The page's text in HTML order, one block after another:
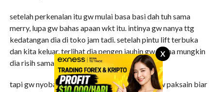
X
setelah perkenalan itu gw mulai basa basi dah tuh sama
merry, lupa gw bahas apaan wkt itu. intinya gw nanya ttg
kedatangan dia di toko jam tadi. setelah pintu lift terbuka
dan kita keluar, terlihat dia pengen jauhin gw karna mungkin
dia risih sama org baru kenal.
tapi gw nyoba cari pembahasan lain wkt itu, gw paksain biar